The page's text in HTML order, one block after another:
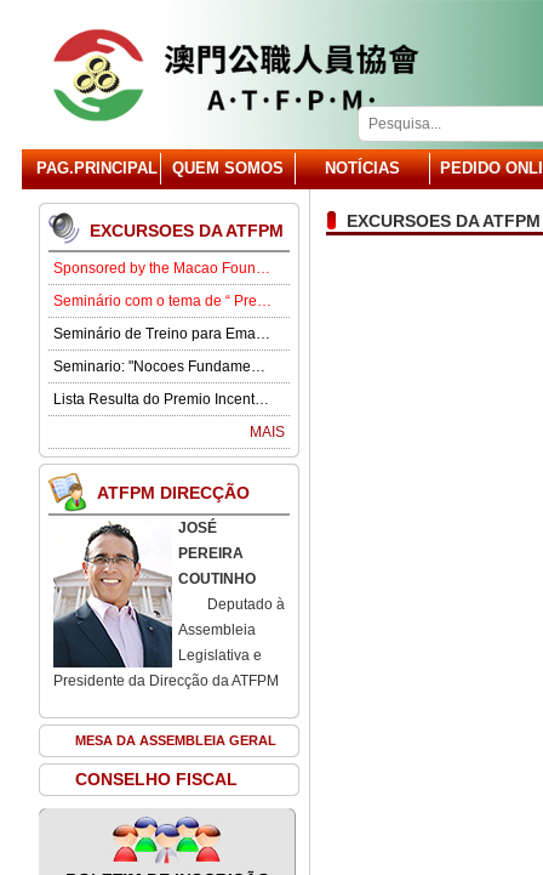
PAG.PRINCIPAL QUEM SOMOS NOTÍCIAS PEDIDO
EXCURSOES DA ATFPM
Sponsored by the Macao Foundation, the Macau Civil Servants Association (ATFPM) will organize the “Job Opportunities for Youth Seminar” at 3:00 p.m. on 15 August in our Association . Our guest speaker is Lawmaker José Pereira Coutinho.
Seminário com o tema de “ Prevenção e Controlo da Gota” .
Seminário de Treino para Emagrecimento.
Seminario: "Nocoes Fundamentais de Direito Comercialde Macau: Regime das Sociedades Comerciais,Orgaos Sociais, Direitos e Obrigagoes dos Socios"
Lista Resulta do Premio Incentivo 2026
MAIS
ATFPM DIRECÇÃO
JOSÉ
PEREIRA
COUTINHO
Deputado à
Assembleia
Legislativa e
Presidente da Direcção da ATFPM
MESA DA ASSEMBLEIA GERAL
CONSELHO FISCAL
EXCURSOES DA ATFPM